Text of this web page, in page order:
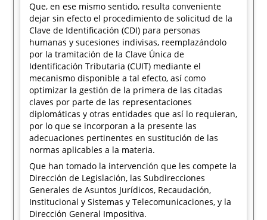
Que, en ese mismo sentido, resulta conveniente
dejar sin efecto el procedimiento de solicitud de la
Clave de Identificación (CDI) para personas
humanas y sucesiones indivisas, reemplazándolo
por la tramitación de la Clave Única de
Identificación Tributaria (CUIT) mediante el
mecanismo disponible a tal efecto, así como
optimizar la gestión de la primera de las citadas
claves por parte de las representaciones
diplomáticas y otras entidades que así lo requieran,
por lo que se incorporan a la presente las
adecuaciones pertinentes en sustitución de las
normas aplicables a la materia.
Que han tomado la intervención que les compete la
Dirección de Legislación, las Subdirecciones
Generales de Asuntos Jurídicos, Recaudación,
Institucional y Sistemas y Telecomunicaciones, y la
Dirección General Impositiva.